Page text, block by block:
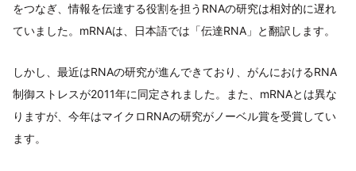
をつなぎ、情報を伝達する役割を担うRNAの研究は相対的に遅れ
ていました。mRNAは、日本語では「伝達RNA」と翻訳します。
しかし、最近はRNAの研究が進んできており、がんにおけるRNA
制御ストレスが2011年に同定されました。また、mRNAとは異な
りますが、今年はマイクロRNAの研究がノーベル賞を受賞してい
ます。